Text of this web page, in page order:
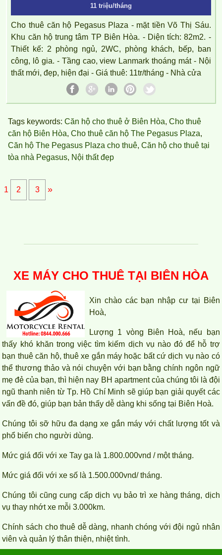
11 triệu/tháng
Cho thuê căn hộ Pegasus Plaza - mặt tiền Võ Thị Sáu.
Khu căn hộ trung tâm TP Biên Hòa. - Diện tích: 82m2. -
Thiết kế: 2 phòng ngủ, 2WC, phòng khách, bếp, ban
công, lô gia. - Tầng cao, view Lanmark thoáng mát - Nội
thất mới, đẹp, hiện đại - Giá thuê: 11tr/tháng - Nhà cửa
Tags keywords: Căn hộ cho thuê ở Biên Hòa, Cho thuê
căn hộ Biên Hòa, Cho thuê căn hộ The Pegasus Plaza,
Căn hộ The Pegasus Plaza cho thuê, Căn hộ cho thuê tại
tòa nhà Pegasus, Nội thất đẹp
1 2 3 »
XE MÁY CHO THUÊ TẠI BIÊN HÒA
Xin chào các bạn nhập cư tại Biên
Hoà,
Lượng 1 vòng Biên Hoà, nếu bạn
thấy khó khăn trong việc tìm kiếm dịch vụ nào đó để hỗ trợ
bạn thuê căn hộ, thuê xe gắn máy hoặc bất cứ dịch vụ nào có
thể thương thảo và nói chuyện với bạn bằng chính ngôn ngữ
mẹ đẻ của bạn, thì hiện nay BH apartment của chúng tôi là đội
ngũ thanh niên từ Tp. Hồ Chí Minh sẽ giúp bạn giải quyết các
vấn đề đó, giúp bạn bản thấy dễ dàng khi sống tại Biên Hoà.
Chúng tôi sỡ hữu đa dạng xe gắn máy với chất lượng tốt và
phổ biến cho người dùng.
Mức giá đối với xe Tay ga là 1.800.000vnd / một tháng.
Mức giá đối với xe số là 1.500.000vnd/ tháng.
Chúng tôi cũng cung cấp dịch vụ bảo trì xe hàng tháng, dịch
vụ thay nhớt xe mỗi 3.000km.
Chính sách cho thuê dễ dàng, nhanh chóng với đội ngủ nhân
viên và quản lý thân thiện, nhiệt tình.
Căn hộ chung cư Topaz Twins tọa lạc tại Võ Thị Sáu, p Thống
CHO THUÊ CĂN HỘ TOPAZ TWINS 77M2 12TR/THÁNG